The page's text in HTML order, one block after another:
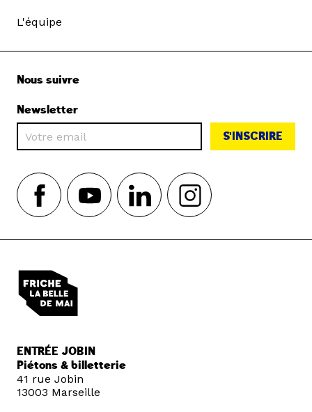
L'équipe
Nous suivre
Newsletter
S'INSCRIRE
ENTRÉE JOBIN
Piétons & billetterie
41 rue Jobin
13003 Marseille